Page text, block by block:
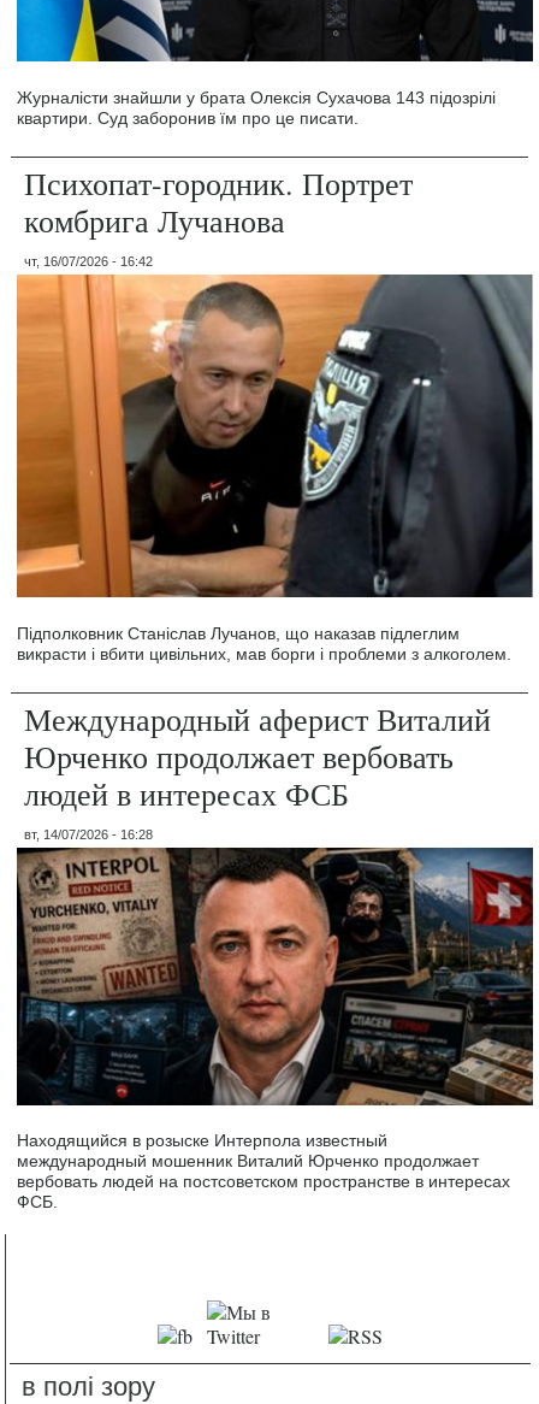
Журналісти знайшли у брата Олексія Сухачова 143 підозрілі
квартири. Суд заборонив їм про це писати.
Психопат-городник. Портрет
комбрига Лучанова
чт, 16/07/2026 - 16:42
Підполковник Станіслав Лучанов, що наказав підлеглим
викрасти і вбити цивільних, мав борги і проблеми з алкоголем.
Международный аферист Виталий
Юрченко продолжает вербовать
людей в интересах ФСБ
вт, 14/07/2026 - 16:28
Находящийся в розыске Интерпола известный
международный мошенник Виталий Юрченко продолжает
вербовать людей на постсоветском пространстве в интересах
ФСБ.
в полі зору